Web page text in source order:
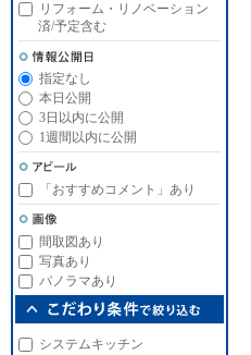
リフォーム・リノベーション
済/予定含む
指定なし
本日公開
3日以内に公開
1週間以内に公開
「おすすめコメント」あり
間取図あり
写真あり
パノラマあり
システムキッチン